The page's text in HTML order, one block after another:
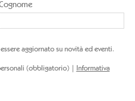
aggiornato su novità ed eventi.
Informativa